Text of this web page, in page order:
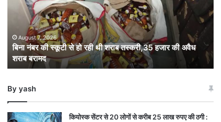
थी
शराब
तस्करी,35
हजार
अवैध
August 7, 2026
बिना नंबर की स्कूटी से हो रही थी शराब तस्करी,35 हजार की अवैध
शराब बरामद
By yash
कियोस्क सेंटर से 20 लोगों से करीब 25 लाख रुपए की ठगी :